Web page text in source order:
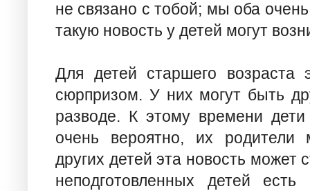
не связано с тобой; мы оба
такую новость у детей могут
Для детей старшего
сюрпризом. У них могут быть
разводе. К этому времени
очень вероятно, их
других детей эта новость может
неподготовленных детей